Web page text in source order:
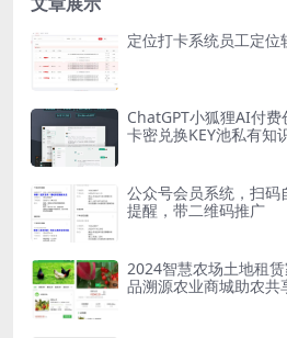
定位打卡系统员工定
ChatGPT小狐狸AI付
卡密兑换KEY池私有知
公众号会员系统，扫
提醒，带二维码推广
2024智慧农场土地租
品溯源农业商城助农共